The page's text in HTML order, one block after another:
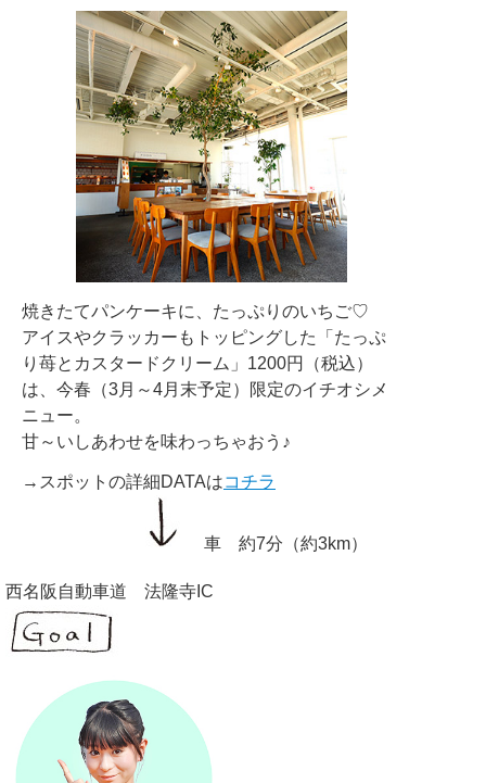
焼きたてパンケーキに、たっぷりのいちご♡
アイスやクラッカーもトッピングした「たっぷ
り苺とカスタードクリーム」1200円（税込）
は、今春（3月～4月末予定）限定のイチオシメ
ニュー。
甘～いしあわせを味わっちゃおう♪
→スポットの詳細DATAはコチラ
車 約7分（約3km）
西名阪自動車道 法隆寺IC